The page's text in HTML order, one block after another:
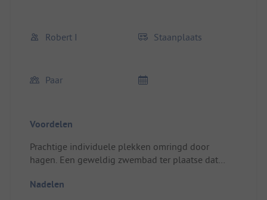
Robert I Staanplaats
Paar
Voordelen
Prachtige individuele plekken omringd door
hagen. Een geweldig zwembad ter plaatse dat
Het personeel is erg behulpzaam en
Nadelen